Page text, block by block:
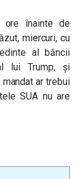
ore înainte de
miercuri, cu
al băncii
lui Trump, și
ar trebui
SUA nu are